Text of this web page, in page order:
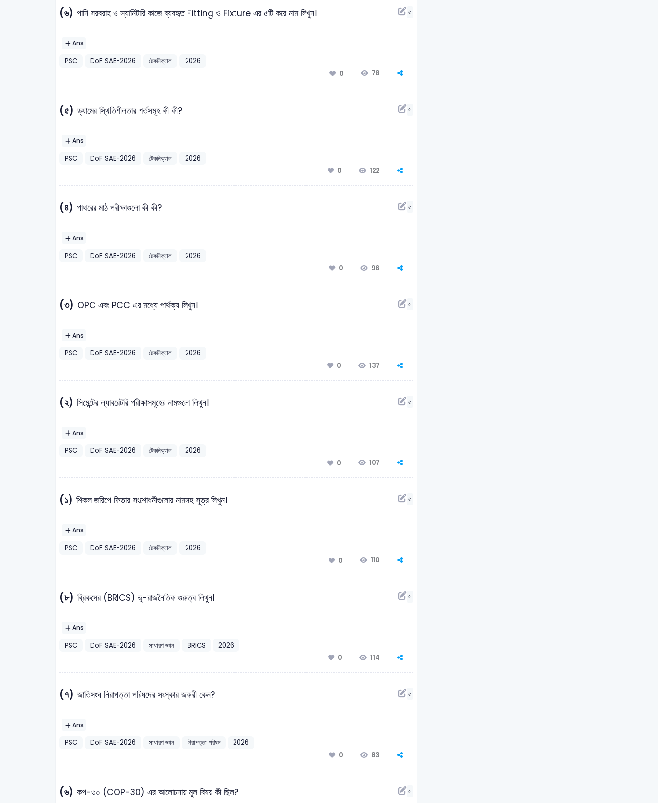
(৬) পানি সরবরাহ ও স্যানিটারি কাজে ব্যবহৃত Fitting ও Fixture এর ৫টি করে নাম লিখুন। ৫
Ans
PSC DoF SAE-2026 টেকনিক্যাল
2026
0
78
(৫) ড্যামের স্থিতিশীলতার শর্তসমূহ কী কী? ৫
Ans
PSC DoF SAE-2026 টেকনিক্যাল
2026
0
122
(৪) পাথরের মাঠ পরীক্ষাগুলো কী কী? ৫
Ans
PSC DoF SAE-2026 টেকনিক্যাল
2026
0
96
(৩) OPC এবং PCC এর মধ্যে পার্থক্য লিখুন। ৫
Ans
PSC DoF SAE-2026 টেকনিক্যাল
2026
0
137
(২) সিমেন্টের ল্যাবরেটরি পরীক্ষাসমূহের নামগুলো লিখুন। ৫
Ans
PSC DoF SAE-2026 টেকনিক্যাল
2026
0
107
(১) শিকল জরিপে ফিতার সংশোধনীগুলোর নামসহ সূত্র লিখুন। ৫
Ans
PSC DoF SAE-2026 টেকনিক্যাল
2026
0
110
(৮) ব্রিকসের (BRICS) ভূ-রাজনৈতিক গুরুত্ব লিখুন। ৫
Ans
PSC DoF SAE-2026 সাধারণ জ্ঞান BRICS
2026
0
114
(৭) জাতিসংঘ নিরাপত্তা পরিষদের সংস্কার জরুরী কেন? ৫
Ans
PSC DoF SAE-2026 সাধারণ জ্ঞান নিরাপত্তা পরিষদ
2026
0
83
(৬) কপ-৩০ (COP-30) এর আলোচনায় মূল বিষয় কী ছিল? ৫